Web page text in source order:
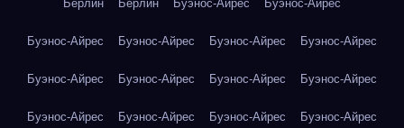
Берлин Берлин Буэнос-Айрес Буэнос-Айрес
Буэнос-Айрес Буэнос-Айрес Буэнос-Айрес Буэнос-Айрес
Буэнос-Айрес Буэнос-Айрес Буэнос-Айрес Буэнос-Айрес
Буэнос-Айрес Буэнос-Айрес Буэнос-Айрес Буэнос-Айрес